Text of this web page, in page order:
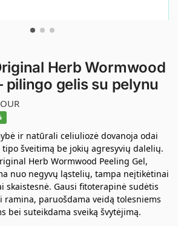
Herb Wormwood
pilingo gelis su pelynu
ir natūrali celiuliozė dovanoja odai
šveitimą be jokių agresyvių dalelių.
Herb Wormwood Peeling Gel,
nuo negyvų ląstelių, tampa neįtikėtinai
skaistesnė. Gausi fitoterapinė sudėtis
ramina, paruošdama veidą tolesniems
bei suteikdama sveiką švytėjimą.